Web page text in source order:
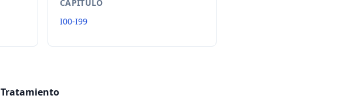
CAPITULO
I00-I99
Tratamiento